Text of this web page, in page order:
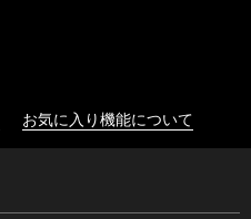
お気に入り機能について